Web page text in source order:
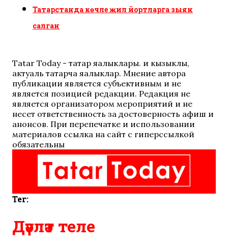
Татарстанда көчле җил йортларга зыян
салган
Tatar Today - татар яңалыклары. иң кызыклы,
актуаль татарча яңалыклар. Мнение автора
публикации является субъективным и не
является позицией редакции. Редакция не
является организатором мероприятий и не
несет ответственность за достоверность афиш и
анонсов. При перепечатке и использовании
материалов ссылка на сайт с гиперссылкой
обязательны
Тег:
Дәүләт теле